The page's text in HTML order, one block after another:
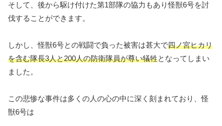
そして、後から駆け付けた第1部隊の協力もあり怪獣6号を討
伐することができます。
しかし、怪獣6号との戦闘で負った被害は甚大で四ノ宮ヒカリ
を含む隊長3人と200人の防衛隊員が尊い犠牲となってしまい
ました。
この悲惨な事件は多くの人の心の中に深く刻まれており、怪
獣6号は